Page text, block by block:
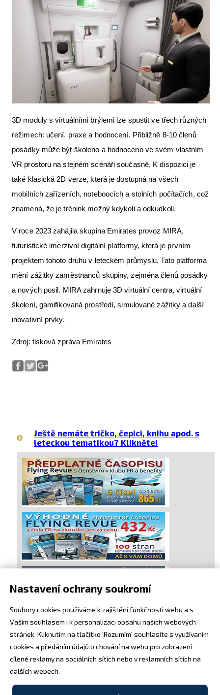
3D moduly s virtuálními brýlemi lze spustit ve třech různých
režimech: učení, praxe a hodnocení. Přibližně 8-10 členů
posádky může být školeno a hodnoceno ve svém vlastním
VR prostoru na stejném scénáři současně. K dispozici je
také klasická 2D verze, která je dostupná na všech
mobilních zařízeních, noteboocích a stolních počítačích, což
znamená, že je trénink možný kdykoli a odkudkoli.
V roce 2023 zahájila skupina Emirates provoz MIRA,
futuristické imerzivní digitální platformy, která je prvním
projektem tohoto druhu v leteckém průmyslu. Tato platforma
mění zážitky zaměstnanců skupiny, zejména členů posádky
a nových posil. MIRA zahrnuje 3D virtuální centra, virtuální
školení, gamifikovaná prostředí, simulované zážitky a další
inovativní prvky.
Zdroj: tisková zpráva Emirates
Ještě nemáte tričko, čepici, knihu apod. s
leteckou tematikou? Klikněte!
Nastavení ochrany soukromí
Soubory cookies používáme k zajištění funkčnosti webu a s
Vaším souhlasem i k personalizaci obsahu našich webových
stránek. Kliknutím na tlačítko 'Rozumím' souhlasíte s využívaním
cookies a předáním údajů o chování na webu pro zobrazení
cílené reklamy na sociálních sítích nebo v reklamních sítích na
dalších webech.